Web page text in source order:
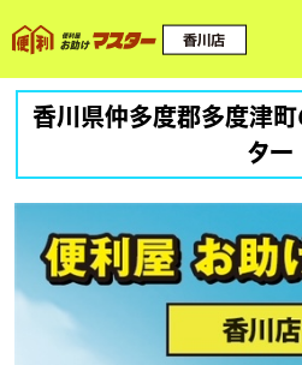
香川県仲多度郡多度津
ター